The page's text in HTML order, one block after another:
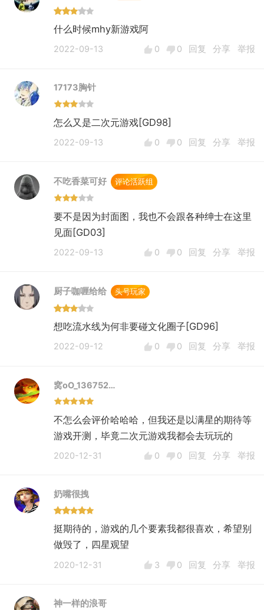
现在的国产二次元市场竞争是极为激烈的，即使
你们选择了相对冷门的战棋品类，想要出头，过
这游戏的瑕疵也很明显：
人物等级、潜能、信赖、晋升、武器等级、模
组、基建等级......细细盘点了下，本作的养成点
不算少，特别是晋升功能，还分了3个阶段。如
果不是这次测试发放了一些直升卡，养成难度还
~~
2.三维动画表现一般
这一点大伙也说过了，角色立绘总体还是不错
的，但是战场模型、技能特效就显得相形见绌
了，尤其是基建内请吃饭的三维动画表现，当时
借鉴归借鉴，你们最终还是得具备自己的辨识
度，无论是人设剧情、技能特效，还是系统功
能、核心玩法，得有自己的东西。
仅凭本作目前的品质，我只能说达到了平均线，
4.锁帧、卡顿、发热
这个问题很明显，已经开了高性能模式，游戏的
画面表现还不如人意，希望这些硬件相关的问题
不会延续到公测。
5.缺少让人印象深刻的角色，人设与剧情表现平
虽然说这次删测阶段放出了多个6星角色，但能
这说明什么？
从背景故事、人设形象到卡牌机制设计，都需要
你们的策划花更多心思去琢磨、研究，如何设计
物技能，还有很大的提升空间（我已经说得很委
什么时候mhy新游戏阿
2022-09-13 0 0 回复 分享 举报
17173胸针
怎么又是二次元游戏[GD98]
2022-09-13 0 0 回复 分享 举报
不吃香菜可好 评论活跃组
要不是因为封面图，我也不会跟各种绅士在这里
见面[GD03]
2022-09-13 0 0 回复 分享 举报
厨子咖喱给给 头号玩家
想吃流水线为何非要碰文化圈子[GD96]
2022-09-12 0 0 回复 分享 举报
窝oO_136752…
不怎么会评价哈哈哈，但我还是以满星的期待等
游戏开测，毕竟二次元游戏我都会去玩玩的
2020-12-31 0 0 回复 分享 举报
奶嘴很拽
挺期待的，游戏的几个要素我都很喜欢，希望别
做毁了，四星观望
2020-12-31 3 0 回复 分享 举报
神一样的浪哥